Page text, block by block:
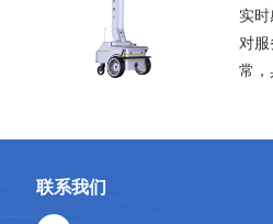
实
对
常
联系我们